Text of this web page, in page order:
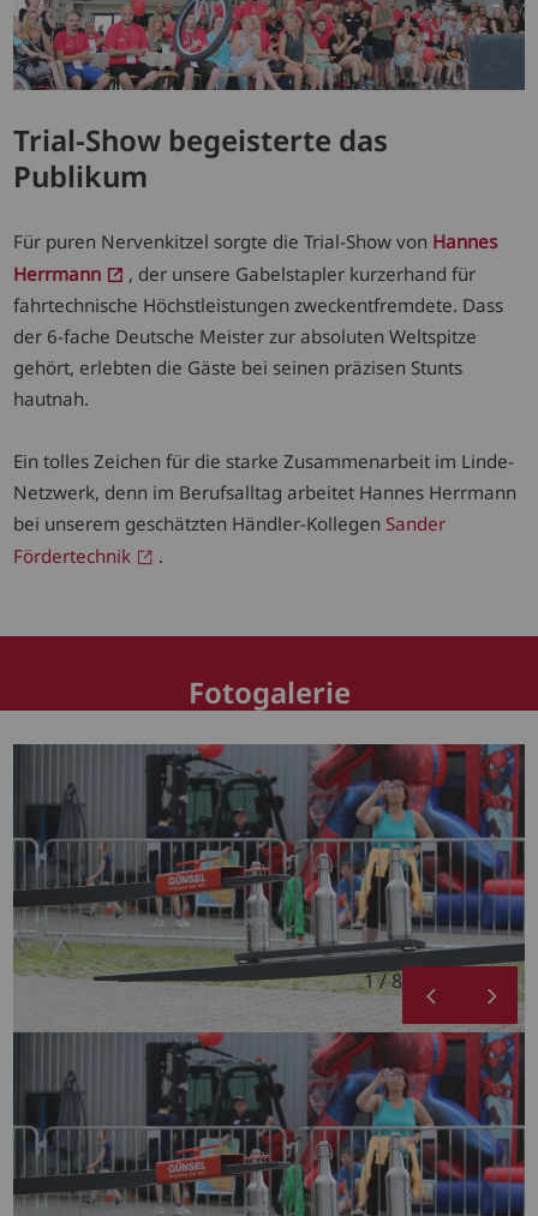
Trial-Show begeisterte das
Publikum
Für puren Nervenkitzel sorgte die Trial-Show von Hannes
Herrmann
, der unsere Gabelstapler kurzerhand für
fahrtechnische Höchstleistungen zweckentfremdete. Dass
der 6-fache Deutsche Meister zur absoluten Weltspitze
gehört, erlebten die Gäste bei seinen präzisen Stunts
hautnah.
Ein tolles Zeichen für die starke Zusammenarbeit im Linde-
Netzwerk, denn im Berufsalltag arbeitet Hannes Herrmann
bei unserem geschätzten Händler-Kollegen Sander
Fördertechnik
.
Fotogalerie
1 / 8